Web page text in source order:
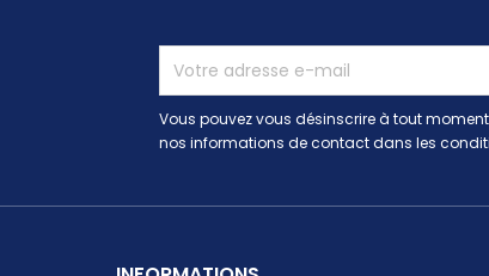
Vous pouvez vous désinscrire à tout
nos informations de contact dans les